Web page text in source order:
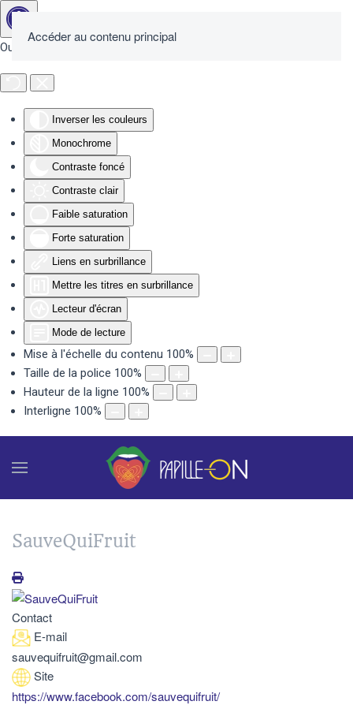
Outils d'accessibilité
Inverser les couleurs
Monochrome
Contraste foncé
Contraste clair
Faible saturation
Forte saturation
Liens en surbrillance
Mettre les titres en surbrillance
Lecteur d'écran
Mode de lecture
Mise à l'échelle du contenu 100%
Taille de la police 100%
Hauteur de la ligne 100%
Interligne 100%
Accéder au contenu principal
SauveQuiFruit
Contact
E-mail
sauvequifruit@gmail.com
Site
https://www.facebook.com/sauvequifruit/